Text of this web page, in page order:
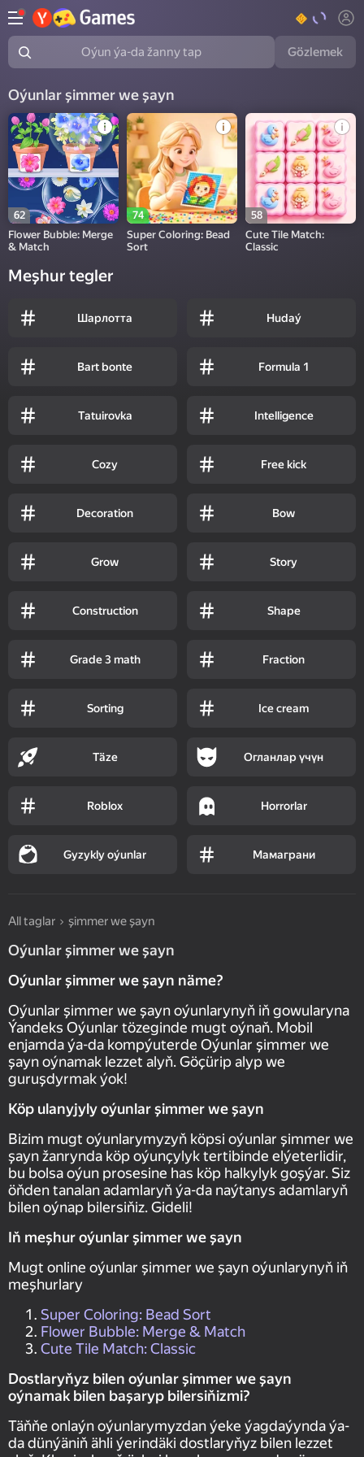
Oýun ýa-da žanny tap Gözlemek
Oýunlar şimmer we şayn
62
Flower Bubble: Merge
& Match
74
Super Coloring: Bead
Sort
58
Cute Tile Match:
Classic
Meşhur tegler
Шарлотта Hudaý
Bart bonte Formula 1
Tatuirovka Intelligence
Cozy Free kick
Decoration Bow
Grow Story
Construction Shape
Grade 3 math Fraction
Sorting Ice cream
Täze Огланлар үчүн
Roblox Horrorlar
Gyzykly oýunlar Мамаграни
All taglar şimmer we şayn
Oýunlar şimmer we şayn
Oýunlar şimmer we şayn näme?
Oýunlar şimmer we şayn oýunlarynyň iň gowularyna
Ýandeks Oýunlar tözeginde mugt oýnaň. Mobil
enjamda ýa-da kompýuterde Oýunlar şimmer we
şayn oýnamak lezzet alyň. Göçürip alyp we
guruşdyrmak ýok!
Köp ulanyjyly oýunlar şimmer we şayn
Bizim mugt oýunlarymyzyň köpsi oýunlar şimmer we
şayn žanrynda köp oýunçylyk tertibinde elýeterlidir,
bu bolsa oýun prosesine has köp halkylyk goşýar. Siz
öňden tanalan adamlaryň ýa-da naýtanys adamlaryň
bilen oýnap bilersiňiz. Gideli!
Iň meşhur oýunlar şimmer we şayn
Mugt online oýunlar şimmer we şayn oýunlarynyň iň
meşhurlary
Super Coloring: Bead Sort
Flower Bubble: Merge & Match
Cute Tile Match: Classic
Dostlaryňyz bilen oýunlar şimmer we şayn
oýnamak bilen başaryp bilersiňizmi?
Täňňe onlaýn oýunlarymyzdan ýeke ýagdaýynda ýa-
da dünýäniň ähli ýerindäki dostlaryňyz bilen lezzet